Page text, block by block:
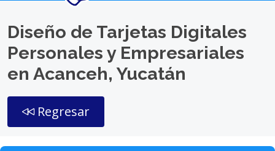
Diseño de Tarjetas Digitales
Personales y Empresariales
en Acanceh, Yucatán
Regresar